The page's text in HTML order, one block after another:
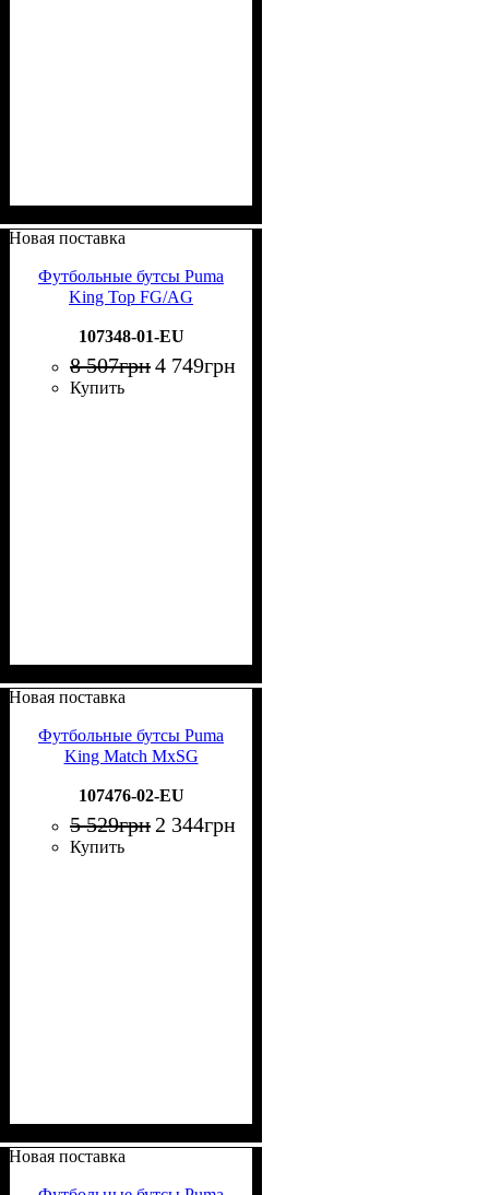
Новая поставка
Футбольные бутсы Puma
King Top FG/AG
107348-01-EU
8 507грн4 749грн
Купить
Новая поставка
Футбольные бутсы Puma
King Match MxSG
107476-02-EU
5 529грн 2 344грн
Купить
Новая поставка